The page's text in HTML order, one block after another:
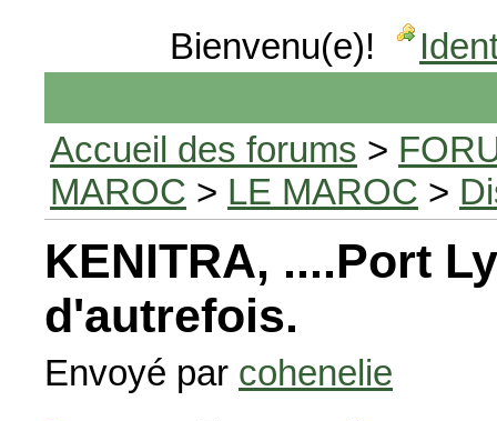
Bienvenu(e)!
Accueil des forums >
MAROC > LE MAROC >
KENITRA, ....Port
d'autrefois.
Envoyé par cohenelie